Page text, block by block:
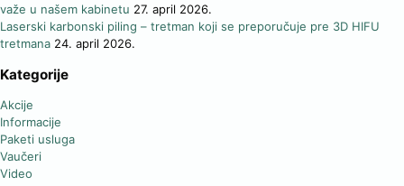
važe u našem kabinetu 27. april 2026.
Laserski karbonski piling – tretman koji se preporučuje pre 3D HIFU
tretmana 24. april 2026.
Kategorije
Akcije
Informacije
Paketi usluga
Vaučeri
Video